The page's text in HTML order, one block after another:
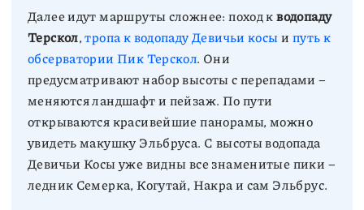
Далее идут маршруты сложнее: поход кводопаду
Терскол,тропа к водопаду Девичьи косыи путь к
обсерватории Пик Терскол. Они
предусматривают набор высоты с перепадами –
меняются ландшафт и пейзаж. По пути
открываются красивейшие панорамы, можно
увидеть макушку Эльбруса. С высоты водопада
Девичьи Косы уже видны все знаменитые пики –
ледник Семерка, Когутай, Накра и сам Эльбрус.